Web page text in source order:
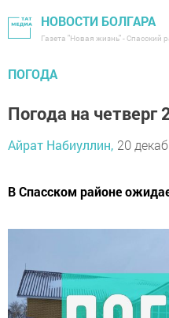
НОВОСТИ БОЛГАРА
Газета "Новая жизнь" - Спасский
ПОГОДА
Погода на четверг
Айрат Набиуллин, 20
В Спасском районе